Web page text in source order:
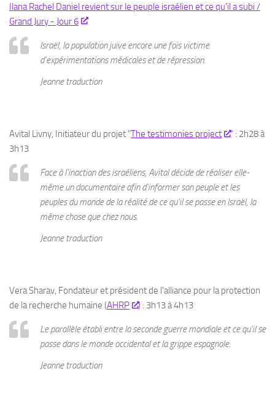
Ilana Rachel Daniel revient sur le peuple israélien et ce qu'il a subi /
Grand Jury - Jour 6
Israël, la population juive encore une fois victime
d'expérimentations médicales et de répression.
Jeanne traduction
Avital Livny, Initiateur du projet "The testimonies project
" : 2h28 à
3h13
Face à l'inaction des israéliens, Avital décide de réaliser elle-
même un documentaire afin d'informer son peuple et les
peuples du monde de la réalité de ce qu'il se passe en Israël, la
même chose que chez nous.
Jeanne traduction
Vera Sharav, Fondateur et président de l'alliance pour la protection
de la recherche humaine (AHRP ) : 3h13 à 4h13
Le parallèle établi entre la seconde guerre mondiale et ce qu'il se
passe dans le monde occidental et la grippe espagnole.
Jeanne traduction